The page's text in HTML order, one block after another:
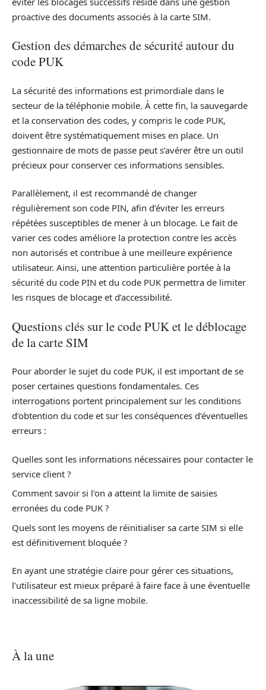
proactive des documents associés à la carte SIM.
Gestion des démarches de sécurité autour du
code PUK
La sécurité des informations est primordiale dans le
secteur de la téléphonie mobile. À cette fin, la sauvegarde
et la conservation des codes, y compris le code PUK,
doivent être systématiquement mises en place. Un
gestionnaire de mots de passe peut s’avérer être un outil
précieux pour conserver ces informations sensibles.
Parallèlement, il est recommandé de changer
régulièrement son code PIN, afin d’éviter les erreurs
répétées susceptibles de mener à un blocage. Le fait de
varier ces codes améliore la protection contre les accès
non autorisés et contribue à une meilleure expérience
utilisateur. Ainsi, une attention particulière portée à la
sécurité du code PIN et du code PUK permettra de limiter
les risques de blocage et d’accessibilité.
Questions clés sur le code PUK et le déblocage
de la carte SIM
Pour aborder le sujet du code PUK, il est important de se
poser certaines questions fondamentales. Ces
interrogations portent principalement sur les conditions
d’obtention du code et sur les conséquences d’éventuelles
erreurs :
Quelles sont les informations nécessaires pour contacter le
service client ?
Comment savoir si l’on a atteint la limite de saisies
erronées du code PUK ?
Quels sont les moyens de réinitialiser sa carte SIM si elle
est définitivement bloquée ?
En ayant une stratégie claire pour gérer ces situations,
l’utilisateur est mieux préparé à faire face à une éventuelle
inaccessibilité de sa ligne mobile.
À la une